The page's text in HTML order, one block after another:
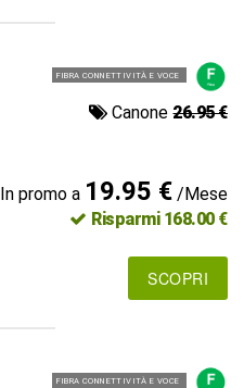
FIBRA CONNETTIVITÀ E VOCE
Canone26.95 €
In promo a 19.95 €/Mese
Risparmi 168.00 €
SCOPRI
FIBRA CONNETTIVITÀ E VOCE